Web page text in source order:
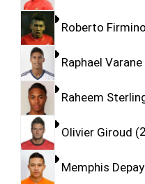
Roberto Firmino
Raphael Varane
Raheem
Olivier Giroud
Memphis Depay